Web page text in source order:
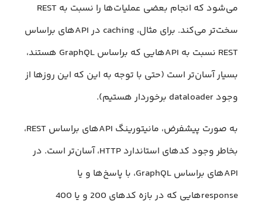
می‌شود که انجام بعضی عملیات‌ها را نسبت به REST
سخت‌تر می‌کند. برای مثال، caching در APIهای براساس
REST نسبت به APIهایی که براساس GraphQL هستند،
بسیار آسان‌تر است (حتی با توجه به این که این روز‌ها از
وجود dataloader برخوردار هستیم).
به صورت پیشفرض، مانیتورینگ APIهای براساس REST،
بخاطر وجود کدهای استاندارد HTTP، آسان‌تر است. در
APIهای براساس GraphQL، با پاسخ‌ها و یا
responseهایی که در بازه کدهای 200 و یا 400